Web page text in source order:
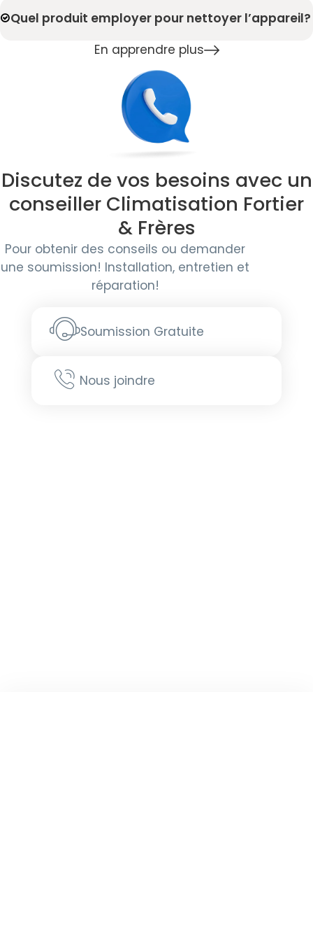
En apprendre plus
Quel produit employer pour nettoyer l’appareil?
Discutez de vos besoins avec un
conseiller Climatisation Fortier
& Frères
Pour obtenir des conseils ou demander
une soumission! Installation, entretien et
réparation!
Soumission Gratuite
Nous joindre